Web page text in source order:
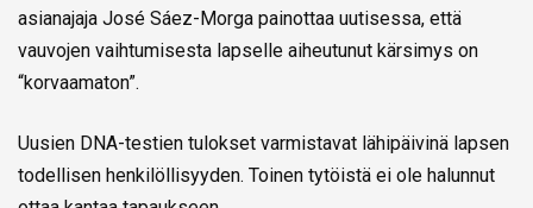
asianajaja José Sáez-Morga painottaa uutisessa, että
vauvojen vaihtumisesta lapselle aiheutunut kärsimys on
“korvaamaton”.
Uusien DNA-testien tulokset varmistavat lähipäivinä lapsen
todellisen henkilöllisyyden. Toinen tytöistä ei ole halunnut